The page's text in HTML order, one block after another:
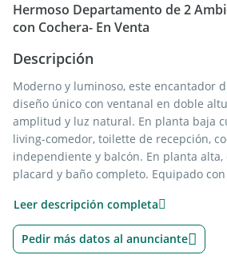
Hermoso Departamento de 2
con Cochera- En Venta
Descripción
Moderno y luminoso, este encantador
diseño único con ventanal en doble
amplitud y luz natural. En planta baja
living-comedor, toilette de recepción,
independiente y balcón. En planta
placard y baño completo. Equipado
plastificados, cortinas blackout en el
acondicionados. El edificio ofrece
con parrilla y terraza con piscina.
Leer descripción completa
Pedir más datos al anunciante